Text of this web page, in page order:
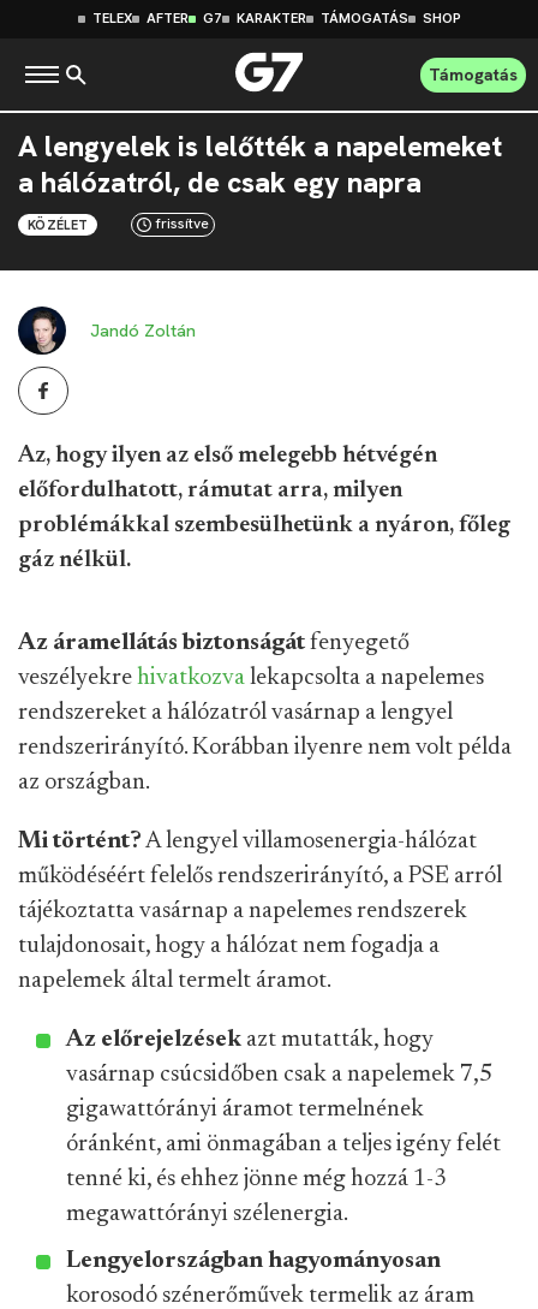
TELEX AFTER G7 KARAKTER TÁMOGATÁS SHOP
Támogatás
A lengyelek is lelőtték a napelemeket
a hálózatról, de csak egy napra
KÖZÉLET frissítve
Jandó Zoltán
Az, hogy ilyen az első melegebb hétvégén
előfordulhatott, rámutat arra, milyen
problémákkal szembesülhetünk a nyáron, főleg
gáz nélkül.
Az áramellátás biztonságát fenyegető
veszélyekre hivatkozva lekapcsolta a napelemes
rendszereket a hálózatról vasárnap a lengyel
rendszerirányító. Korábban ilyenre nem volt példa
az országban.
Mi történt? A lengyel villamosenergia-hálózat
működéséért felelős rendszerirányító, a PSE arról
tájékoztatta vasárnap a napelemes rendszerek
tulajdonosait, hogy a hálózat nem fogadja a
napelemek által termelt áramot.
Az előrejelzések azt mutatták, hogy
vasárnap csúcsidőben csak a napelemek 7,5
gigawattórányi áramot termelnének
óránként, ami önmagában a teljes igény felét
tenné ki, és ehhez jönne még hozzá 1-3
megawattórányi szélenergia.
Lengyelországban hagyományosan
korosodó szénerőművek termelik az áram